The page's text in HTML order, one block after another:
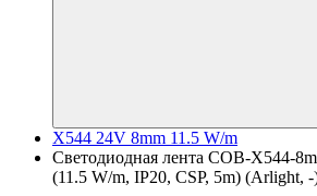
X544 24V 8mm 11.5 W/m
Светодиодная лента COB-X544-
(11.5 W/m, IP20, CSP, 5m) (Arlight, -